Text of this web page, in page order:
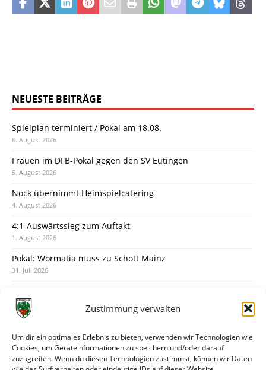
Zustimmung verwalten
Um dir ein optimales Erlebnis zu bieten, verwenden wir Technologien wie
Cookies, um Geräteinformationen zu speichern und/oder darauf
zuzugreifen. Wenn du diesen Technologien zustimmst, können wir Daten
NEUESTE BEITRÄGE
Spielplan terminiert / Pokal am 18.08.
6. August 2026
Frauen im DFB-Pokal gegen den SV Eutingen
5. August 2026
Nock übernimmt Heimspielcatering
4. August 2026
4:1-Auswärtssieg zum Auftakt
1. August 2026
Pokal: Wormatia muss zu Schott Mainz
31. Juli 2026
30. Juli 2026
28. Juli 2026
Neuer Rückensponsor
28. Juli 2026